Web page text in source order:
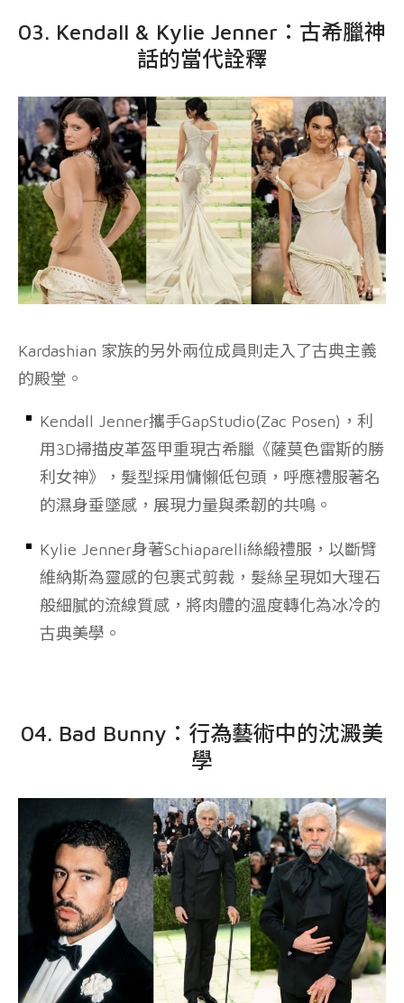
03. Kendall & Kylie Jenner：古希臘神
話的當代詮釋
Kardashian 家族的另外兩位成員則走入了古典主義
的殿堂。
Kendall Jenner攜手GapStudio(Zac Posen)，利
用3D掃描皮革盔甲重現古希臘《薩莫色雷斯的勝
利女神》，髮型採用慵懶低包頭 ，呼應禮服著名
的濕身垂墜感，展現力量與柔韌的共鳴。
Kylie Jenner身著Schiaparelli絲緞禮服，以斷臂
維納斯為靈感的包裹式剪裁，髮絲呈現如大理石
般細膩的流線質感，將肉體的溫度轉化為冰冷的
古典美學。
04. Bad Bunny：行為藝術中的沈澱美
學